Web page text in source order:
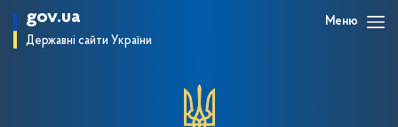
gov.ua
Державні сайти України
Меню